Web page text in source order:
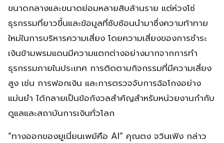
ขนาดกลางและขนาดย่อมหลายสิบล้านราย แต่ห่วงโซ่
ธุรกรรมที่ยาวขึ้นและข้อมูลที่ซับซ้อนนำมาซึ่งความท้าทาย
ใหม่ในการบริหารความเสี่ยง โดยความเสี่ยงของการชำระ
เงินข้ามพรมแดนมีความแตกต่างอย่างมากจากการทำ
ธุรกรรมภายในประเทศ การติดตามกิจกรรมที่มีความเสี่ยง
สูง เช่น การฟอกเงิน และการตรวจจับการฉ้อโกงอย่าง
แม่นยำ ได้กลายเป็นข้อกังวลสำคัญสำหรับหน่วยงานกำกับ
ดูแลและสถาบันการเงินทั่วโลก
“ทางออกของยูเนี่ยนเพย์คือ AI” คุณตง จวินเฟิง กล่าว